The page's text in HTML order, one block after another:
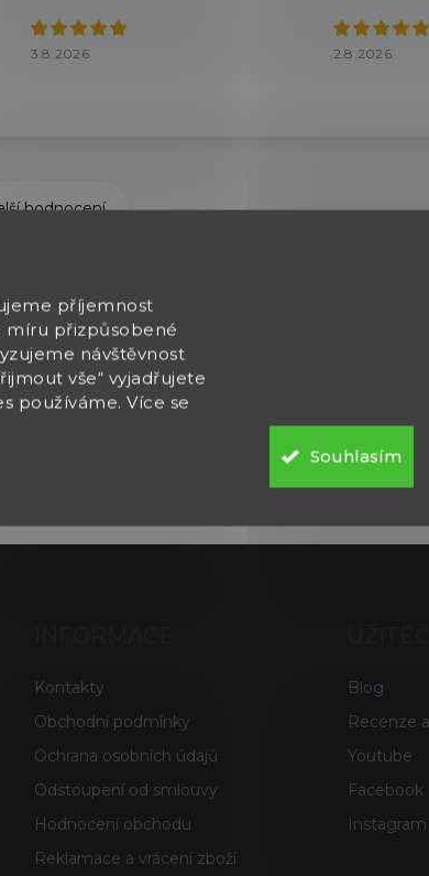
příjemnost
míru přizpůsobené
návštěvnost
vše“ vyjadřujete
používáme. Více se
Souhlasím
3.8.2026 2.8.2026
hodnocení
Kontakty
Obchodní podmínky
Ochrana osobních údajů
Odstoupení od smlouvy
Hodnocení obchodu
Reklamace a vrácení zboží
Blog
Recenze
Youtube
Facebook
Instagram